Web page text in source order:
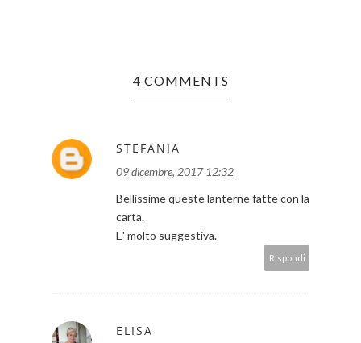
4 COMMENTS
STEFANIA
09 dicembre, 2017 12:32
Bellissime queste lanterne fatte con la
carta.
E' molto suggestiva.
Rispondi
ELISA